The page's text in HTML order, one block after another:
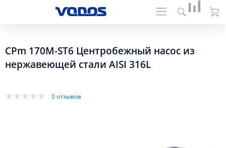
CPm 170M-ST6 Центробежный насос из
нержавеющей стали AISI 316L
0 отзывов